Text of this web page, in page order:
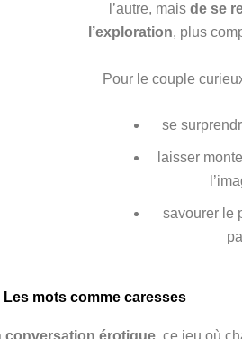
l’autre, mais de se
l’exploration, plus
Pour le couple
se
laisser
savourer le
Les mots comme caresses